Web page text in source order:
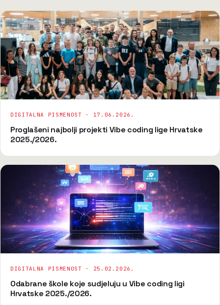
DIGITALNA PISMENOST · 17.06.2026.
Proglašeni najbolji projekti Vibe coding lige Hrvatske
2025./2026.
DIGITALNA PISMENOST · 25.02.2026.
Odabrane škole koje sudjeluju u Vibe coding ligi
Hrvatske 2025./2026.